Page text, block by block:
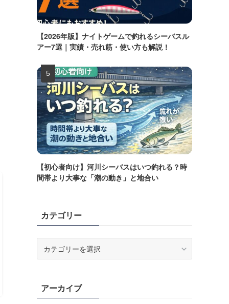
【2026年版】ナイトゲームで釣れるシーバスル
アー7選｜実績・売れ筋・使い方も解説！
【初心者向け】河川シーバスはいつ釣れる？時
間帯より大事な「潮の動き」と地合い
カテゴリー
ーアーカイブ